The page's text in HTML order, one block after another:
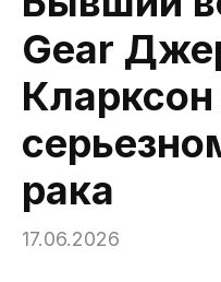
Gear
рака
17.06.2026